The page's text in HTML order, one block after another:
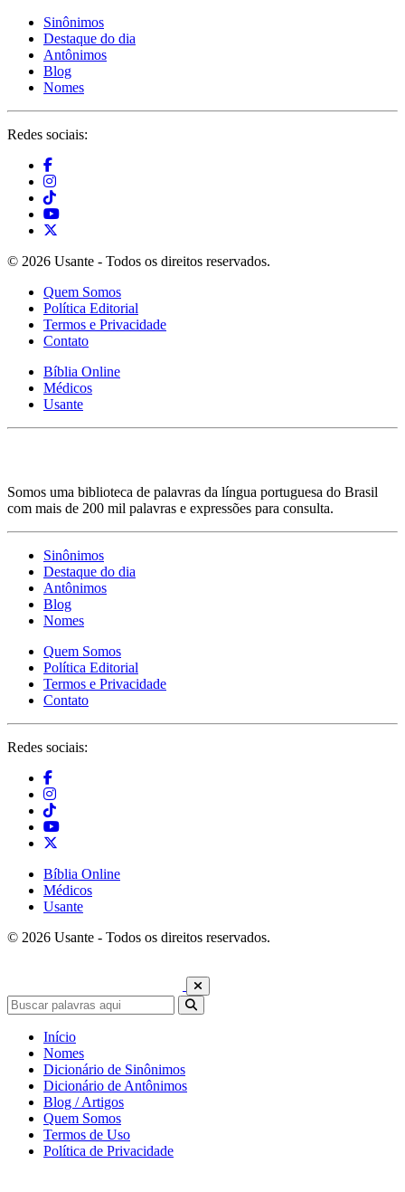
Sinônimos
Destaque do dia
Antônimos
Blog
Nomes
Redes sociais:
© 2026 Usante - Todos os direitos reservados.
Quem Somos
Política Editorial
Termos e Privacidade
Contato
Bíblia Online
Médicos
Usante
Somos uma biblioteca de palavras da língua portuguesa do Brasil
com mais de 200 mil palavras e expressões para consulta.
Sinônimos
Destaque do dia
Antônimos
Blog
Nomes
Quem Somos
Política Editorial
Termos e Privacidade
Contato
Redes sociais:
Bíblia Online
Médicos
Usante
© 2026 Usante - Todos os direitos reservados.
Início
Nomes
Dicionário de Sinônimos
Dicionário de Antônimos
Blog / Artigos
Quem Somos
Termos de Uso
Política de Privacidade